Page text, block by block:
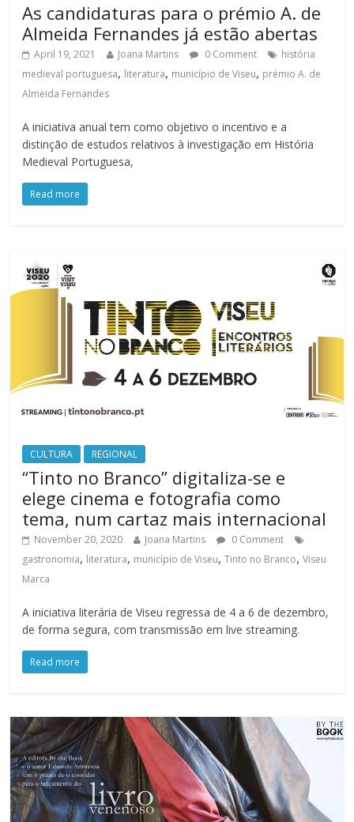
As candidaturas para o prémio A. de
Almeida Fernandes já estão abertas
April 19, 2021 Joana Martins 0 Comment
história
medieval portuguesa, literatura, município de Viseu, prémio A. de
Almeida Fernandes
A iniciativa anual tem como objetivo o incentivo e a
distinção de estudos relativos à investigação em História
Medieval Portuguesa,
Read more
CULTURA REGIONAL
“Tinto no Branco” digitaliza-se e
elege cinema e fotografia como
tema, num cartaz mais internacional
November 20, 2020 Joana Martins
0 Comment
gastronomia, literatura, município de Viseu,Tinto no Branco,Viseu
Marca
A iniciativa literária de Viseu regressa de 4 a 6 de dezembro,
de forma segura, com transmissão em live streaming.
Read more